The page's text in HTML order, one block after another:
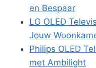
en Bespaar
LG OLED
Jouw
Philips OLED
met Ambilight